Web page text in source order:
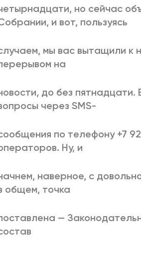
но сейчас
и вот, пользуясь
мы вас вытащили к
на
до без пятнадцати.
через SMS-
по телефону +7
Ну, и
наверное, с
общем, точка
—